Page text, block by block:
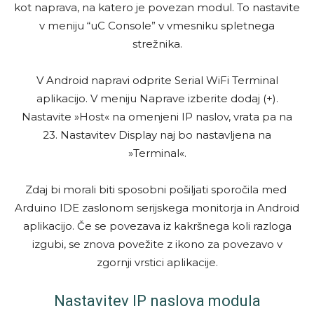
kot naprava, na katero je povezan modul. To nastavite
v meniju “uC Console” v vmesniku spletnega
strežnika.
V Android napravi odprite Serial WiFi Terminal
aplikacijo. V meniju Naprave izberite dodaj (+).
Nastavite »Host« na omenjeni IP naslov, vrata pa na
23. Nastavitev Display naj bo nastavljena na
»Terminal«.
Zdaj bi morali biti sposobni pošiljati sporočila med
Arduino IDE zaslonom serijskega monitorja in Android
aplikacijo. Če se povezava iz kakršnega koli razloga
izgubi, se znova povežite z ikono za povezavo v
zgornji vrstici aplikacije.
Nastavitev IP naslova modula